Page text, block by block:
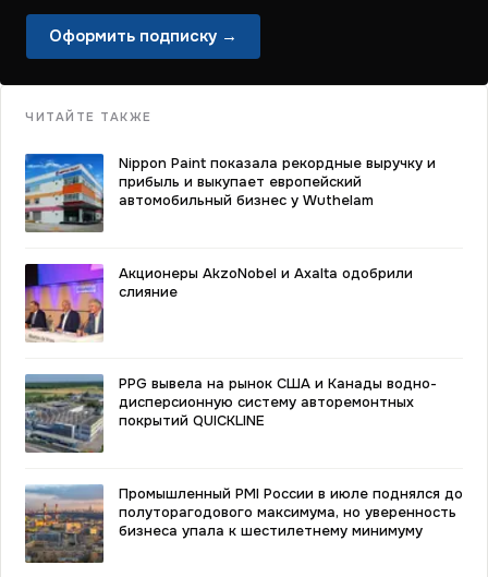
Оформить подписку →
ЧИТАЙТЕ ТАКЖЕ
Nippon Paint показала рекордные выручку и
прибыль и выкупает европейский
автомобильный бизнес у Wuthelam
Акционеры AkzoNobel и Axalta одобрили
слияние
PPG вывела на рынок США и Канады водно-
дисперсионную систему авторемонтных
покрытий QUICKLINE
Промышленный PMI России в июле поднялся до
полуторагодового максимума, но уверенность
бизнеса упала к шестилетнему минимуму